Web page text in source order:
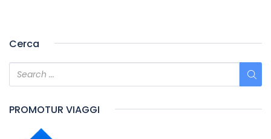
Cerca
PROMOTUR VIAGGI